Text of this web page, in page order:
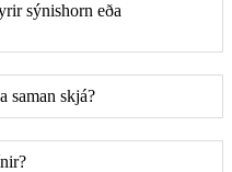
sýnishorn eða
saman skjá?